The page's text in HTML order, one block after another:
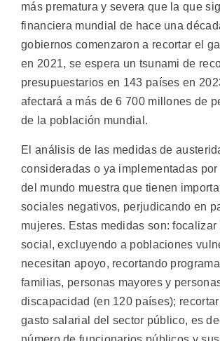
más prematura y severa que la que
financiera mundial de hace una
gobiernos comenzaron a recortar el
en 2021, se espera un tsunami de
presupuestarios en 143 países en
afectará a más de 6 700 millones de
de la población mundial.
El análisis de las medidas de
consideradas o ya implementadas
del mundo muestra que tienen
sociales negativos, perjudicando en
mujeres. Estas medidas son: focalizar
social, excluyendo a poblaciones
necesitan apoyo, recortando
familias, personas mayores y
discapacidad (en 120 países); recortar
gasto salarial del sector público, es